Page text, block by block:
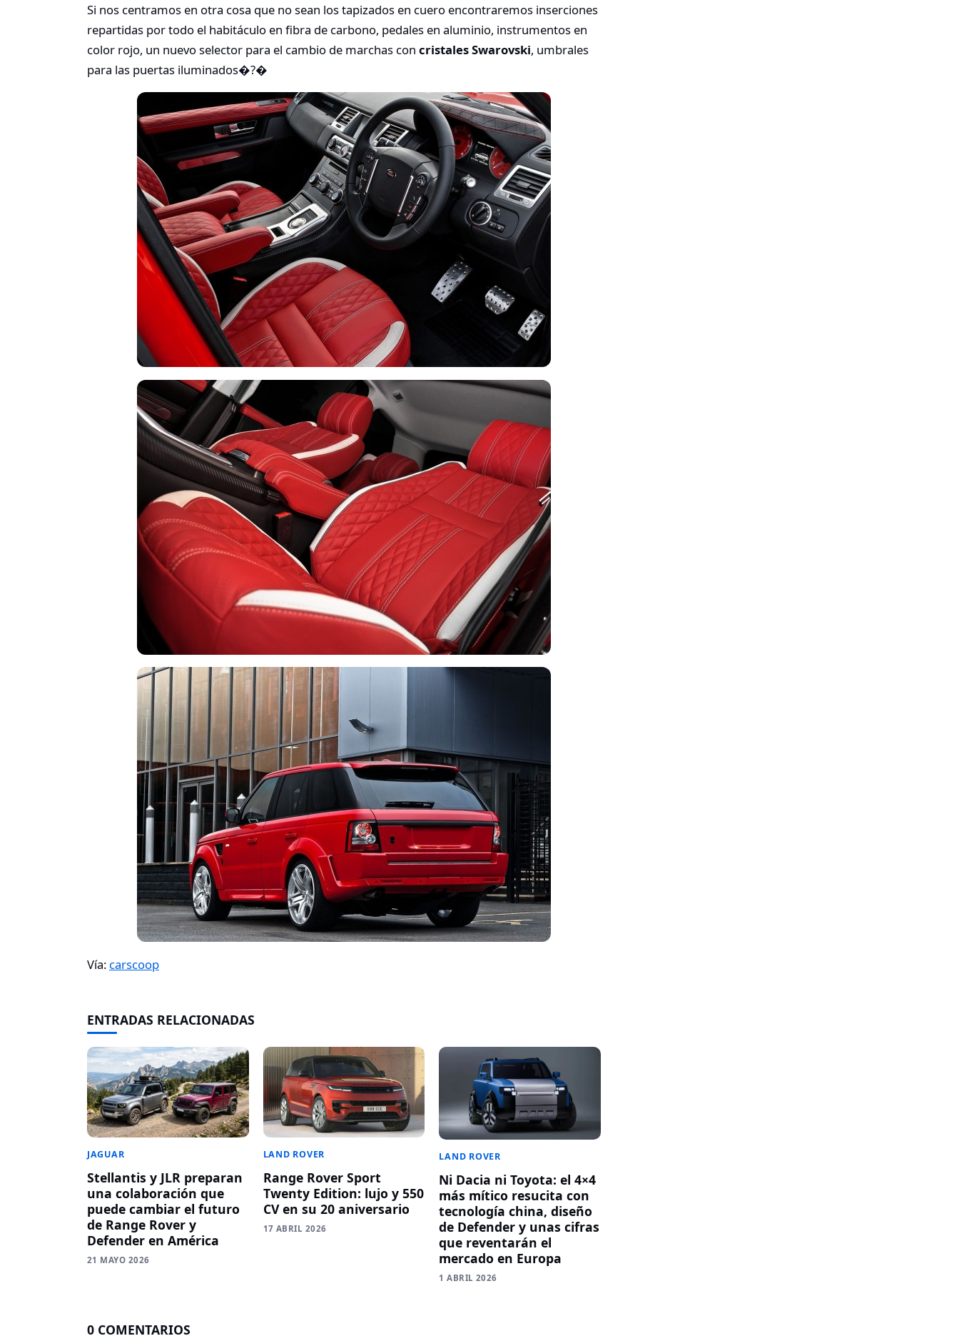
Si nos centramos en otra cosa que no sean los tapizados en cuero encontraremos inserciones
repartidas por todo el habitáculo en fibra de carbono, pedales en aluminio, instrumentos en
color rojo, un nuevo selector para el cambio de marchas con cristales Swarovski, umbrales
para las puertas iluminados�?�
Vía: carscoop
ENTRADAS RELACIONADAS
JAGUAR
Stellantis y JLR preparan
una colaboración que
puede cambiar el futuro
de Range Rover y
Defender en América
21 MAYO 2026
LAND ROVER
Range Rover Sport
Twenty Edition: lujo y 550
CV en su 20 aniversario
17 ABRIL 2026
LAND ROVER
Ni Dacia ni Toyota: el 4×4
más mítico resucita con
tecnología china, diseño
de Defender y unas cifras
que reventarán el
mercado en Europa
1 ABRIL 2026
0 COMENTARIOS